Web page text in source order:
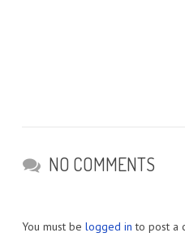
NO COMMENTS
You must be logged in to post a